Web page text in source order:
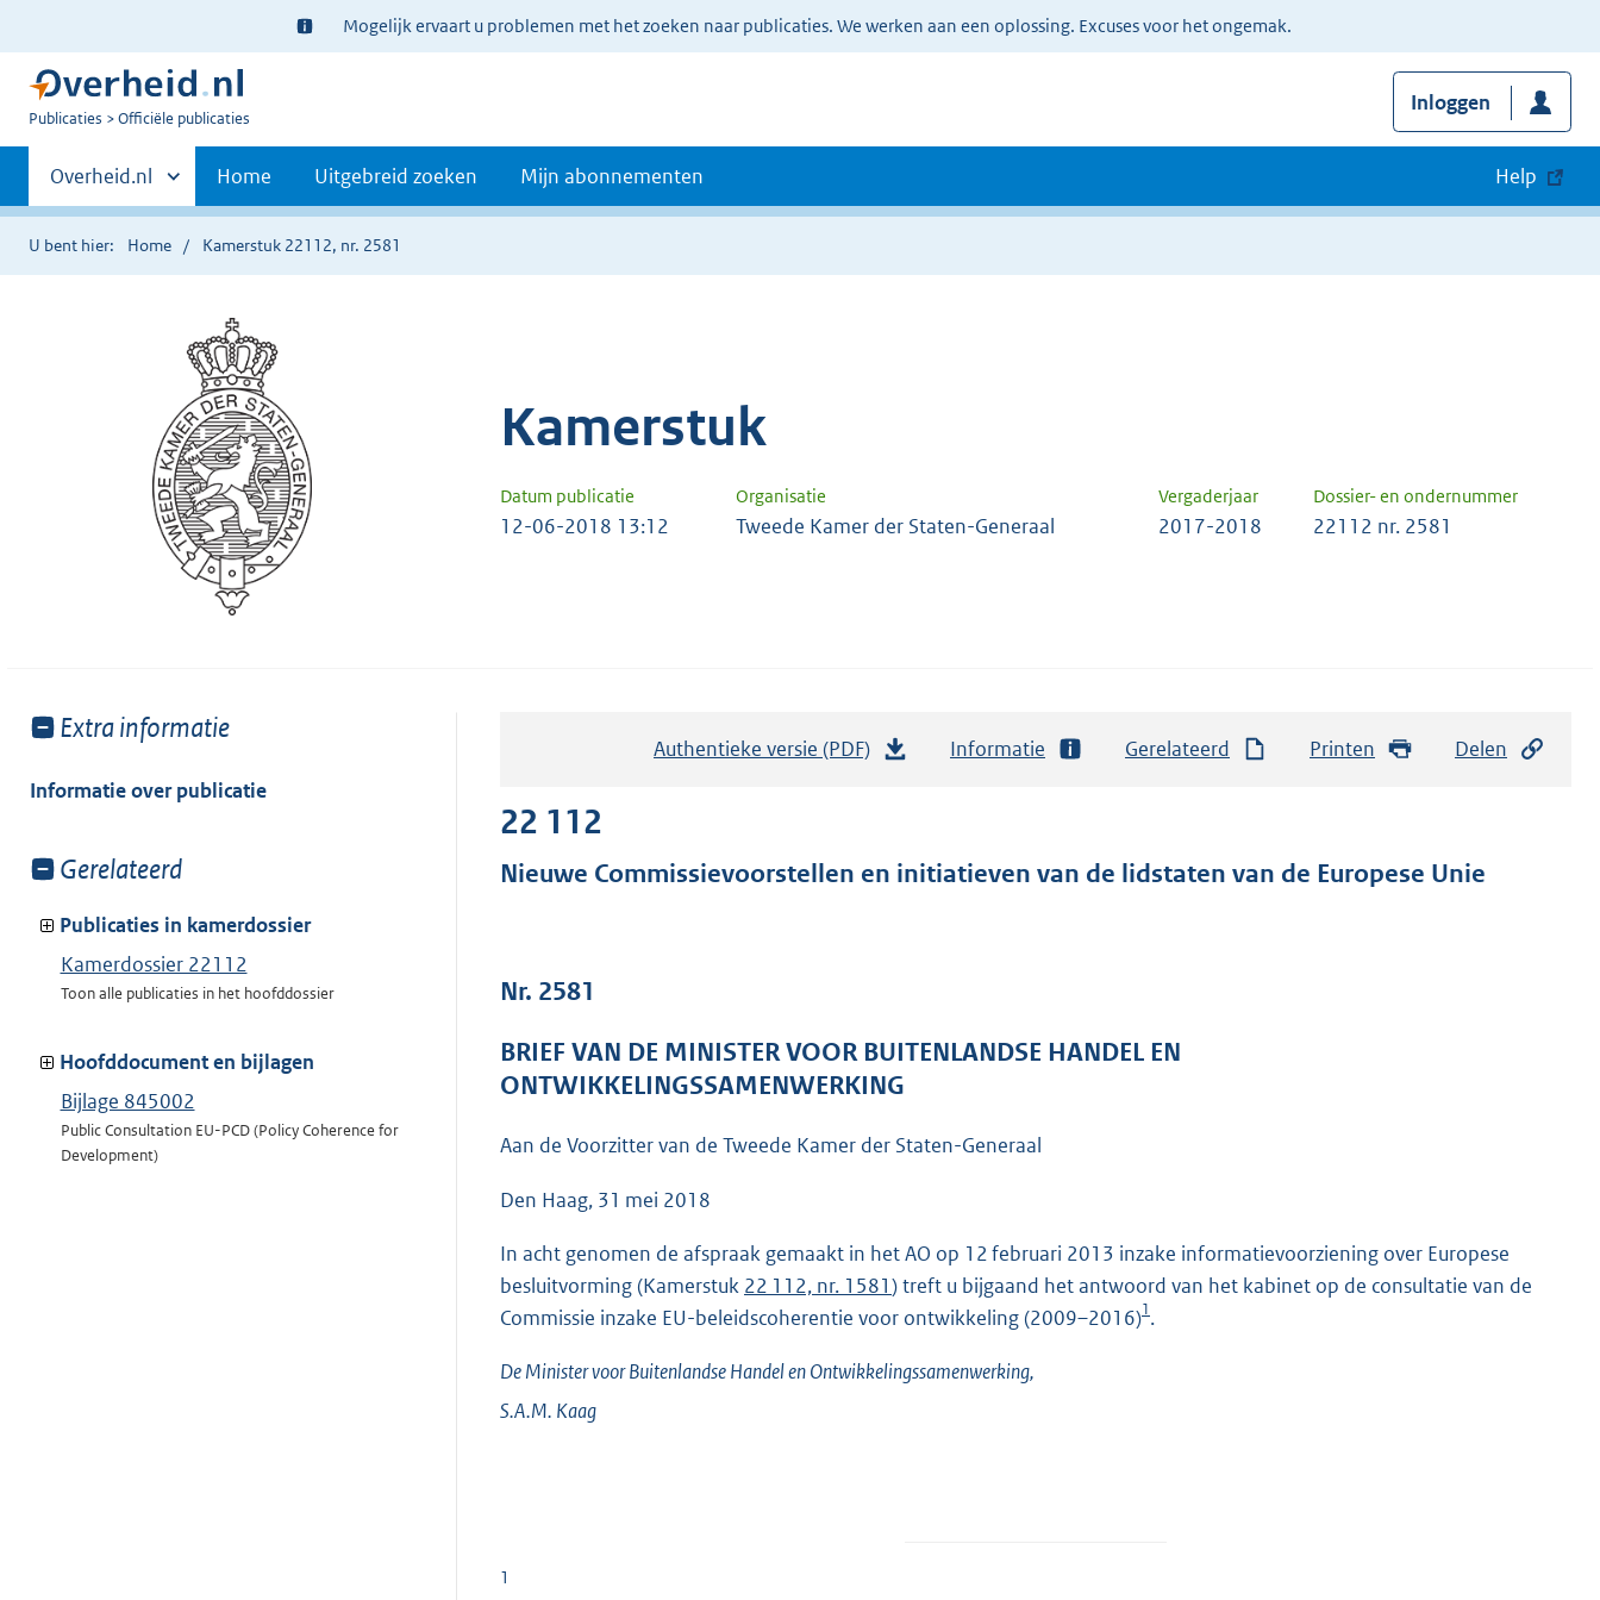
Ter
informatie:
Mogelijk ervaart u problemen met het zoeken naar publicaties. We werken aan een oplossing. Excuses voor het ongemak.
U
Publicaties Officiële publicaties
Inloggen
Primaire
navigatie
Andere
sites
binnen
Overheid.nl Home Uitgebreid zoeken Mijn abonnementen Help
U bent hier: Home Kamerstuk 22112, nr. 2581
Kamerstuk
Datum publicatie Organisatie Vergaderjaar Dossier- en ondernummer
12-06-2018 13:12 Tweede Kamer der Staten-Generaal 2017-2018 22112 nr. 2581
Toon
van:
Extra informatie
Informatie over publicatie
Toon
van:
Gerelateerd
Publicaties in kamerdossier
Kamerdossier 22112
Toon alle publicaties in het hoofddossier
Hoofddocument en bijlagen
Bijlage 845002
Public Consultation EU-PCD (Policy Coherence for
Development)
Authentieke versie (PDF)
a
r
o
o
t
3
6
K
Informatie Gerelateerd Printen Delen
22 112
Nieuwe Commissievoorstellen en initiatieven van de lidstaten van de Europese Unie
Nr. 2581
BRIEF VAN DE MINISTER VOOR BUITENLANDSE HANDEL EN
ONTWIKKELINGSSAMENWERKING
Aan de Voorzitter van de Tweede Kamer der Staten-Generaal
Den Haag, 31 mei 2018
In acht genomen de afspraak gemaakt in het AO op 12 februari 2013 inzake informatievoorziening over Europese
besluitvorming (Kamerstuk 22 112, nr. 1581) treft u bijgaand het antwoord van het kabinet op de consultatie van de
Commissie inzake EU-beleidscoherentie voor ontwikkeling (2009–2016)1.
De Minister voor Buitenlandse Handel en Ontwikkelingssamenwerking,
S.A.M. Kaag
1